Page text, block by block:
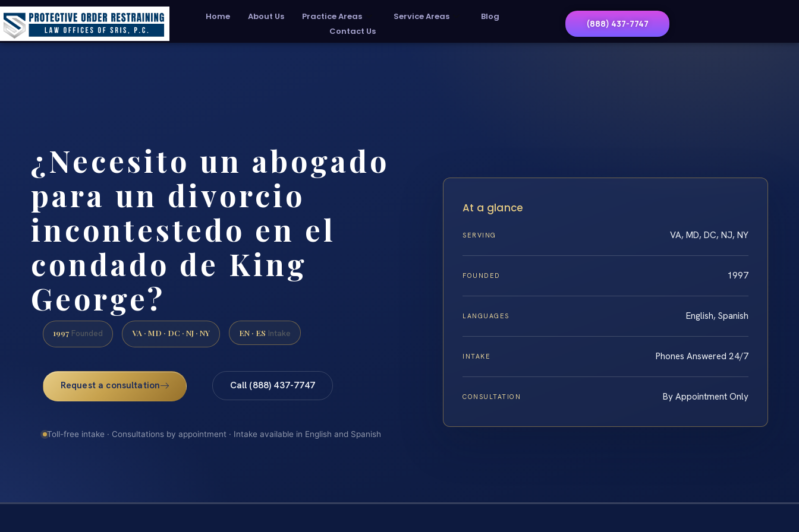
Home About Us Practice Areas Service Areas
Blog
Contact Us
(888) 437-7747
¿Necesito un abogado
para un divorcio
incontestedo en el
condado de King
George?
1997 Founded VA · MD · DC · NJ · NY EN · ES Intake
Request a consultation Call (888) 437-7747
Toll-free intake · Consultations by appointment · Intake available in English and Spanish
At a glance
SERVING VA, MD, DC, NJ, NY
FOUNDED 1997
LANGUAGES English, Spanish
INTAKE Phones Answered 24/7
CONSULTATION By Appointment Only